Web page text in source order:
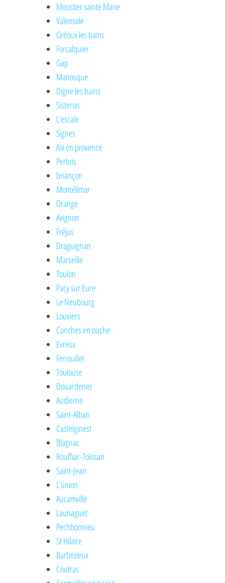
Moustier sainte Marie
Valensole
Gréoux les bains
Forcalquier
Gap
Manosque
Digne les bains
Sisteron
L'escale
Signes
Aix en provence
Pertuis
briançon
Montélimar
Orange
Avignon
Fréjus
Draguignan
Marseille
Toulon
Pacy sur Eure
Le Neubourg
Louviers
Conches en ouche
Evreux
Fenouillet
Toulouse
Douardenez
Audierne
Saint-Alban
Castelginest
Blagnac
Rouffiac-Tolosan
Saint-Jean
L’union
Aucamville
Launaguet
Pechbonnieu
St Hilaire
Barbezieux
Coutras